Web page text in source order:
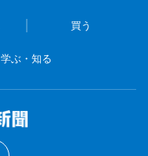
買う
学ぶ・知る